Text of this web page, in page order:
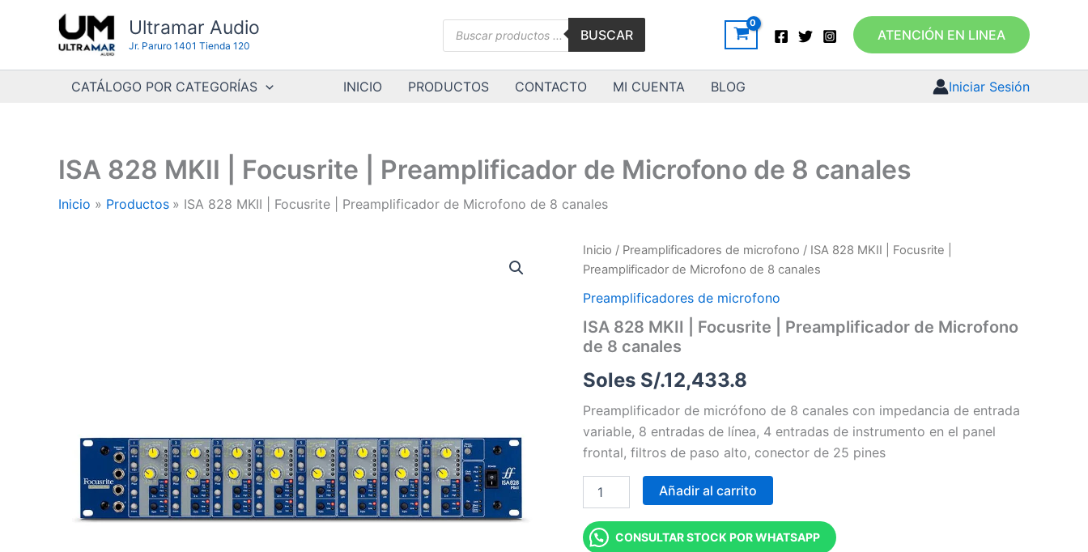
contenido
Ultramar Audio
Jr. Paruro 1401 Tienda 120
Búsqueda
BUSCAR ATENCIÓN EN LINEA
CATÁLOGO POR CATEGORÍAS INICIO PRODUCTOS CONTACTO MI CUENTA BLOG Iniciar Sesión
ISA 828 MKII | Focusrite | Preamplificador de Microfono de 8 canales
Inicio Productos ISA 828 MKII | Focusrite | Preamplificador de Microfono de 8 canales
Inicio / Preamplificadores de microfono / ISA 828 MKII | Focusrite |
Preamplificador de Microfono de 8 canales
Preamplificadores de microfono
ISA 828 MKII | Focusrite | Preamplificador de Microfono
de 8 canales
Soles S/.12,433.8
Preamplificador de micrófono de 8 canales con impedancia de entrada
variable, 8 entradas de línea, 4 entradas de instrumento en el panel
frontal, filtros de paso alto, conector de 25 pines
ISA
828
|
Preamplificador
Microfono
8
canales
Añadir al carrito
CONSULTAR STOCK POR WHATSAPP